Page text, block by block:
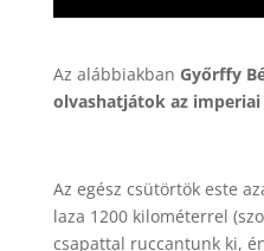
Az alábbiakban Győrffy
olvashatjátok az imperiai
Az egész csütörtök este
laza 1200 kilométerrel
csapattal ruccantunk ki,